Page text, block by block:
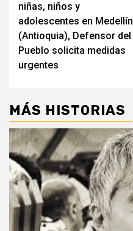
niñas, niños y
adolescentes en Medellín
(Antioquia), Defensor del
Pueblo solicita medidas
urgentes
MÁS HISTORIAS